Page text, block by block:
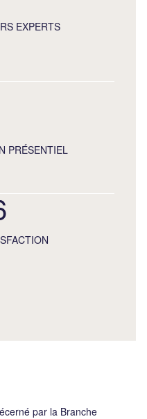
EXPERTS
PRÉSENTIEL
par la Branche